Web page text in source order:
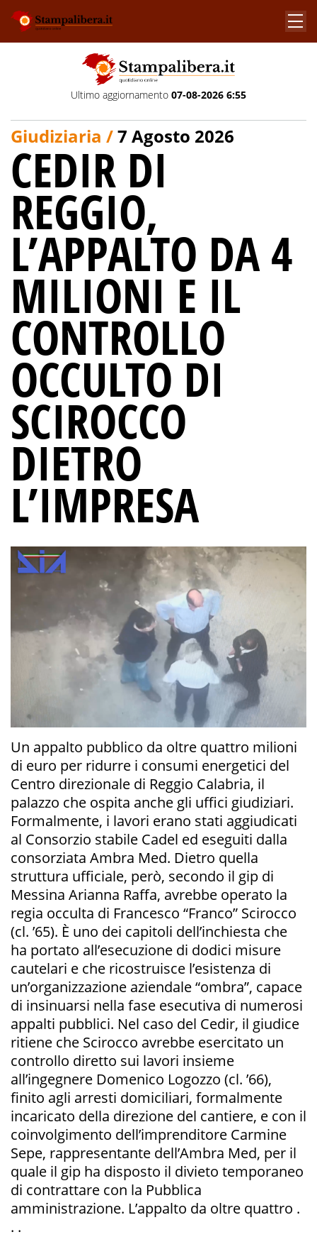
Ultimo aggiornamento 07-08-2026 6:55
Giudiziaria /7 Agosto 2026
CEDIR DI
REGGIO,
L’APPALTO DA 4
MILIONI E IL
CONTROLLO
OCCULTO DI
SCIROCCO
DIETRO
L’IMPRESA
Un appalto pubblico da oltre quattro milioni
di euro per ridurre i consumi energetici del
Centro direzionale di Reggio Calabria, il
palazzo che ospita anche gli uffici giudiziari.
Formalmente, i lavori erano stati aggiudicati
al Consorzio stabile Cadel ed eseguiti dalla
consorziata Ambra Med. Dietro quella
struttura ufficiale, però, secondo il gip di
Messina Arianna Raffa, avrebbe operato la
regia occulta di Francesco “Franco” Scirocco
(cl. ’65). È uno dei capitoli dell’inchiesta che
ha portato all’esecuzione di dodici misure
cautelari e che ricostruisce l’esistenza di
un’organizzazione aziendale “ombra”, capace
di insinuarsi nella fase esecutiva di numerosi
appalti pubblici. Nel caso del Cedir, il giudice
ritiene che Scirocco avrebbe esercitato un
controllo diretto sui lavori insieme
all’ingegnere Domenico Logozzo (cl. ’66),
finito agli arresti domiciliari, formalmente
incaricato della direzione del cantiere, e con il
coinvolgimento dell’imprenditore Carmine
Sepe, rappresentante dell’Ambra Med, per il
quale il gip ha disposto il divieto temporaneo
di contrattare con la Pubblica
amministrazione. L’appalto da oltre quattro .
. .